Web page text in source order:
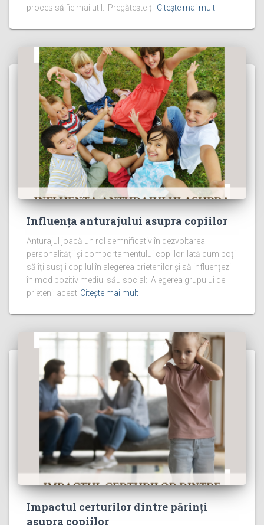
proces să fie mai util: Pregătește-ți Citește mai mult
Influența anturajului asupra copiilor
Anturajul joacă un rol semnificativ în dezvoltarea
personalității și comportamentului copiilor. Iată cum poți
să îți susții copilul în alegerea prietenilor și să influențezi
în mod pozitiv mediul său social: Alegerea grupului de
prieteni: acest Citește mai mult
Impactul certurilor dintre părinți
asupra copiilor